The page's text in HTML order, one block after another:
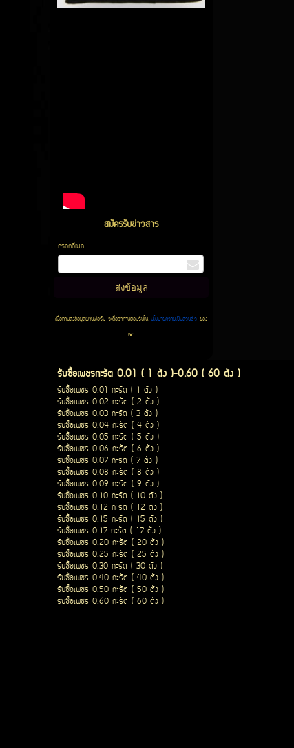
สมัครรับข่าวสาร
กรอกอีเมล
เมื่อท่านส่งข้อมูลผ่านฟอร์ม จะถือว่าท่านยอมรับในนโยบายความเป็นส่วนตัวของ
เรา
รับซื้อเพชรกะรัต 0.01 ( 1 ตัง )-0.60 ( 60 ตัง )
รับซื้อเพชร 0.01 กะรัต ( 1 ตัง )
รับซื้อเพชร 0.02 กะรัต ( 2 ตัง )
รับซื้อเพชร 0.03 กะรัต ( 3 ตัง )
รับซื้อเพชร 0.04 กะรัต ( 4 ตัง )
รับซื้อเพชร 0.05 กะรัต ( 5 ตัง )
รับซื้อเพชร 0.06 กะรัต ( 6 ตัง )
รับซื้อเพชร 0.07 กะรัต ( 7 ตัง )
รับซื้อเพชร 0.08 กะรัต ( 8 ตัง )
รับซื้อเพชร 0.09 กะรัต ( 9 ตัง )
รับซื้อเพชร 0.10 กะรัต ( 10 ตัง )
รับซื้อเพชร 0.12 กะรัต ( 12 ตัง )
รับซื้อเพชร 0.15 กะรัต ( 15 ตัง )
รับซื้อเพชร 0.17 กะรัต ( 17 ตัง )
รับซื้อเพชร 0.20 กะรัต ( 20 ตัง )
รับซื้อเพชร 0.25 กะรัต ( 25 ตัง )
รับซื้อเพชร 0.30 กะรัต ( 30 ตัง )
รับซื้อเพชร 0.40 กะรัต ( 40 ตัง )
รับซื้อเพชร 0.50 กะรัต ( 50 ตัง )
รับซื้อเพชร 0.60 กะรัต ( 60 ตัง )